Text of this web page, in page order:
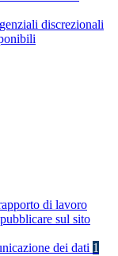
discrezionali
di lavoro
sul sito
dei dati 1